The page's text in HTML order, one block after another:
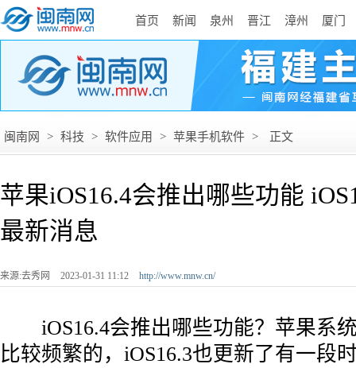
首页 新闻 泉州 晋江 漳州 厦门
闽南网 > 科技 > 软件应用 > 苹果手机软件 > 正文
苹果iOS16.4会推出哪些功能
最新消息
来源:去秀网 2023-01-31 11:12 http://www.mnw.cn/
iOS16.4会推出哪些功能？苹果系
比较频繁的，iOS16.3也更新了有一段